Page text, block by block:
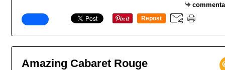
Repost
Amazing Cabaret Rouge